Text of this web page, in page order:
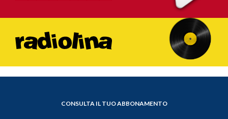
CONSULTA IL TUO ABBONAMENTO